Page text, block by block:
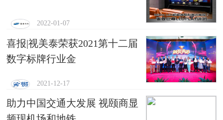
2022-01-07
喜报|视美泰荣获2021第十二届
数字标牌行业金
2021-12-17
助力中国交通大发展 视颐商显